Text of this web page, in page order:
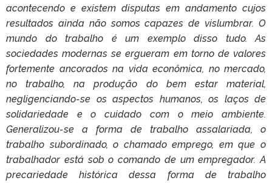
acontecendo e existem disputas em andamento cujos
resultados ainda não somos capazes de vislumbrar. O
mundo do trabalho é um exemplo disso tudo. As
sociedades modernas se ergueram em torno de valores
fortemente ancorados na vida econômica, no mercado,
no trabalho, na produção do bem estar material,
negligenciando-se os aspectos humanos, os laços de
solidariedade e o cuidado com o meio ambiente.
Generalizou-se a forma de trabalho assalariada, o
trabalho subordinado, o chamado emprego, em que o
trabalhador está sob o comando de um empregador. A
precariedade histórica dessa forma de trabalho